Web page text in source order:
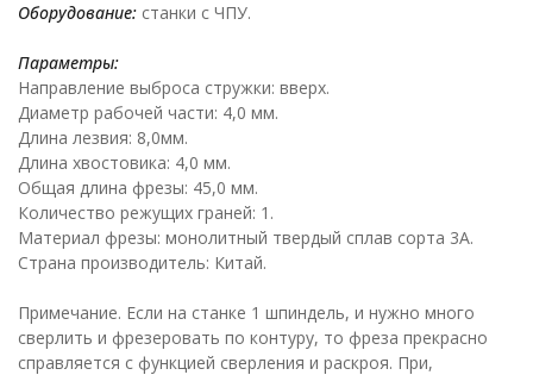
Оборудование: станки с ЧПУ.
Параметры:
Направление выброса стружки: вверх.
Диаметр рабочей части: 4,0 мм.
Длина лезвия: 8,0мм.
Длина хвостовика: 4,0 мм.
Общая длина фрезы: 45,0 мм.
Количество режущих граней: 1.
Материал фрезы: монолитный твердый сплав сорта 3А.
Страна производитель: Китай.
Примечание. Если на станке 1 шпиндель, и нужно много
сверлить и фрезеровать по контуру, то фреза прекрасно
справляется с функцией сверления и раскроя. При,